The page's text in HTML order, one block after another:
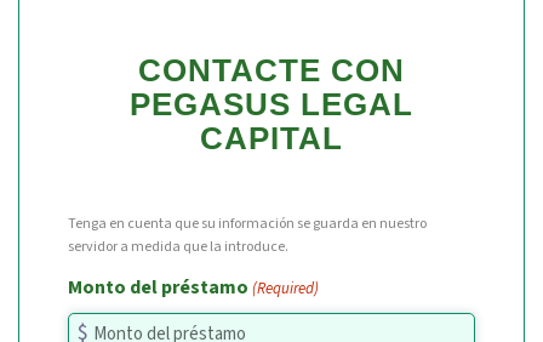
CONTACTE CON
PEGASUS LEGAL
CAPITAL
Tenga en cuenta que su información se guarda en nuestro
servidor a medida que la introduce.
Monto del préstamo (Required)